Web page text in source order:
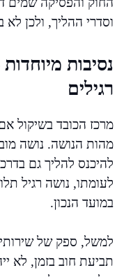
וסדרי ההליך, ולכן
נסיבות
רגילים
מרכז הכובד בשיקול
מהות הנושה. נושה
להיכנס להליך גם
לעומתו, נושה רגיל
במועד הנכון.
למשל, ספק של
תביעת חוב בזמן, לא